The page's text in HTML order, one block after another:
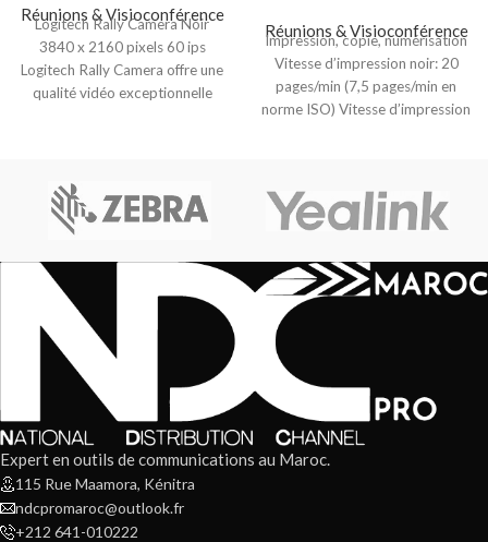
Réunions & Visioconférence
Logitech Rally Camera Noir
3840 x 2160 pixels 60 ips
Logitech Rally Camera offre une
qualité vidéo exceptionnelle
Réunions & Visioconférence
Impression, copie, numérisation
Vitesse d’impression noir: 20
pages/min (7,5 pages/min en
norme ISO) Vitesse d’impression
Expert en outils de communications au Maroc.
115 Rue Maamora, Kénitra
ndcpromaroc@outlook.fr
+212 641-010222